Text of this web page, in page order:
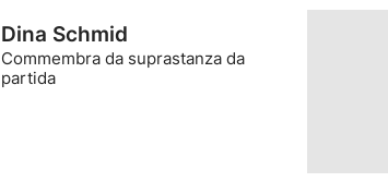
Dina Schmid
Commembra da suprastanza da
partida